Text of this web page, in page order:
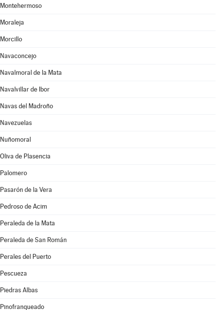
Montehermoso
Moraleja
Morcillo
Navaconcejo
Navalmoral de la Mata
Navalvillar de Ibor
Navas del Madroño
Navezuelas
Nuñomoral
Oliva de Plasencia
Palomero
Pasarón de la Vera
Pedroso de Acim
Peraleda de la Mata
Peraleda de San Román
Perales del Puerto
Pescueza
Piedras Albas
Pinofranqueado